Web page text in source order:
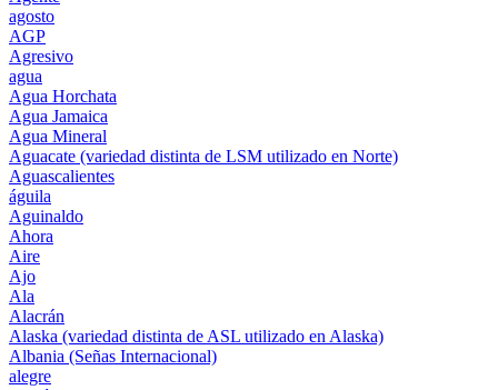
agosto
AGP
Agresivo
agua
Agua Horchata
Agua Jamaica
Agua Mineral
Aguacate (variedad distinta de LSM utilizado en Norte)
Aguascalientes
águila
Aguinaldo
Ahora
Aire
Ajo
Ala
Alacrán
Alaska (variedad distinta de ASL utilizado en Alaska)
Albania (Señas Internacional)
alegre